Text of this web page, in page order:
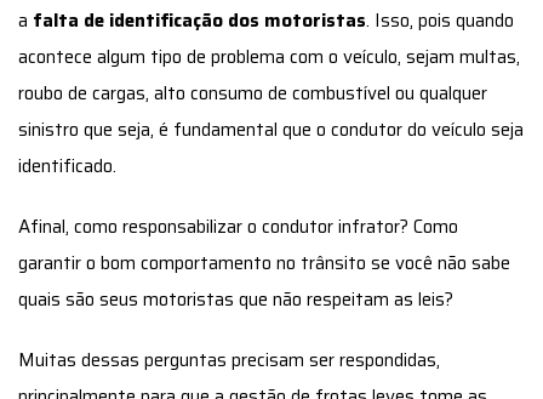
a falta de identificação dos motoristas. Isso, pois quando
acontece algum tipo de problema com o veículo, sejam multas,
roubo de cargas, alto consumo de combustível ou qualquer
sinistro que seja, é fundamental que o condutor do veículo seja
identificado.
Afinal, como responsabilizar o condutor infrator? Como
garantir o bom comportamento no trânsito se você não sabe
quais são seus motoristas que não respeitam as leis?
Muitas dessas perguntas precisam ser respondidas,